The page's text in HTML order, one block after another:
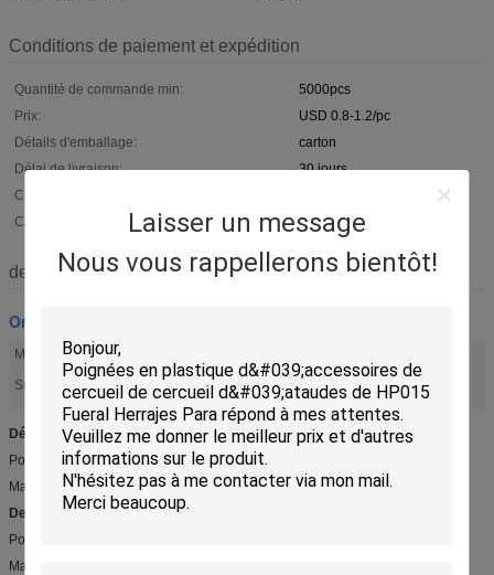
Laisser un message
Nous vous rappellerons bientôt!
Conditions de paiement et expédition
Quantité de commande min:
5000pcs
Prix:
USD 0.8-1.2/pc
Détails d'emballage:
carton
Délai de livraison:
30 jours
Conditions de paiement:
Capacité d'approvisionnement:
50000PCS/MONTH
description de
Ornement en bois
Matériau:
Chêne
Surligner:
crucifix en bois,décoration funèbre
Détail rapide :
Poignée en bois DW004 de cercueil
Matériel en bois solide avec la peinture
Description :
Poignée en bois DW004 de cercueil
Matériel en bois solide avec la peinture